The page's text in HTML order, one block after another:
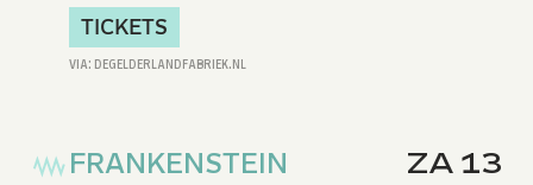
TICKETS
ZA 13
FRANKENSTEIN